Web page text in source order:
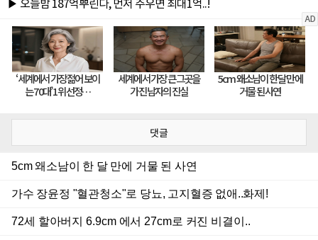
댓글